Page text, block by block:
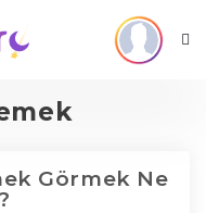
Görmek Ne